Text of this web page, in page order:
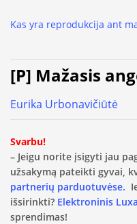
Kas yra reprodukcija ant
[P] Mažasis
Eurika Urbonavičiūtė
Svarbu!
– Jeigu norite įsigyti jau
užsakymą pateikti gyvai,
partnerių parduotuvėse.
išsirinkti? Elektroninis
sprendimas!